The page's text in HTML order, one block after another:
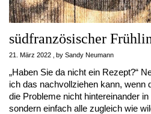
südfranzösischer
21. März 2022 by Sandy Neumann
„Haben Sie da nicht ein Rezept?“
ich das nachvollziehen kann, wenn
die Probleme nicht hintereinander
sondern einfach alle zugleich wie